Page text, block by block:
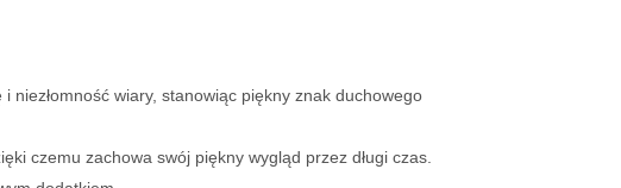
niezłomność wiary, stanowiąc piękny znak duchowego
czemu zachowa swój piękny wygląd przez długi czas.